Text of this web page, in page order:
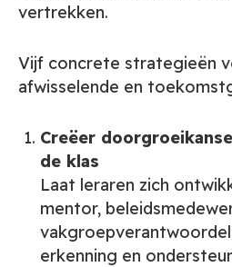
vertrekken.
Vijf concrete strategieën
afwisselende en
Creëer
de klas
Laat leraren zich
mentor,
erkenning en